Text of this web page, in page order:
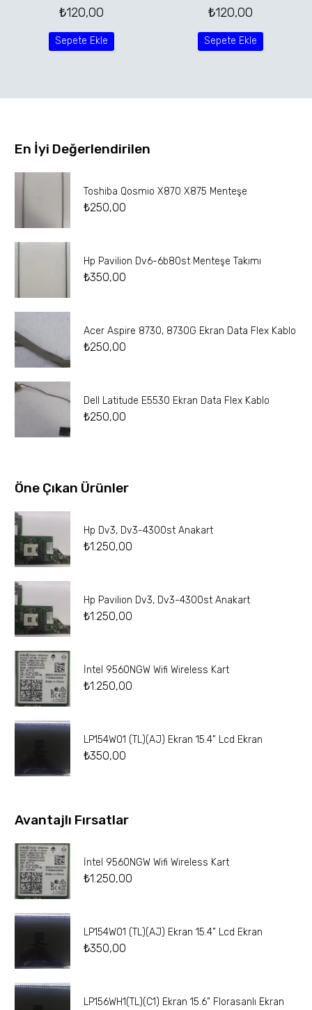
₺120,00
Sepete Ekle
₺120,00
Sepete Ekle
En İyi Değerlendirilen
Toshiba Qosmio X870 X875 Menteşe
₺250,00
Hp Pavilion Dv6-6b80st Menteşe Takımı
₺350,00
Acer Aspire 8730, 8730G Ekran Data Flex Kablo
₺250,00
Dell Latitude E5530 Ekran Data Flex Kablo
₺250,00
Öne Çıkan Ürünler
Hp Dv3, Dv3-4300st Anakart
₺1.250,00
Hp Pavilion Dv3, Dv3-4300st Anakart
₺1.250,00
İntel 9560NGW Wifi Wireless Kart
₺1.250,00
LP154W01 (TL)(AJ) Ekran 15.4” Lcd Ekran
₺350,00
Avantajlı Fırsatlar
İntel 9560NGW Wifi Wireless Kart
₺1.250,00
LP154W01 (TL)(AJ) Ekran 15.4” Lcd Ekran
₺350,00
LP156WH1(TL)(C1) Ekran 15.6” Florasanlı Ekran